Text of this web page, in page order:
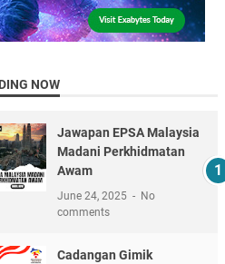
NOW
Jawapan EPSA Malaysia
Madani Perkhidmatan
Awam
June 24, 2025
No
comments
Cadangan Gimik